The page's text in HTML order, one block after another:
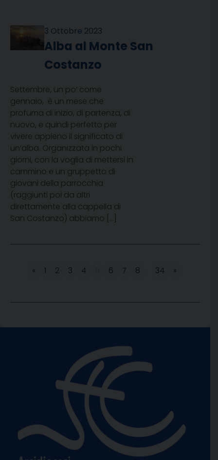
3 Ottobre 2023
Alba al Monte San
Costanzo
Settembre, un po’ come
gennaio, è un mese che
profuma di inizio, di partenza, di
nuovo, e quindi perfetto per
vivere appieno il significato di
un’alba. Organizzata in pochi
giorni, con la voglia di mettersi in
cammino e un gruppetto di
giovani della parrocchia
(raggiunti poi da altri
direttamente alla cappella di
San Costanzo) abbiamo […]
« 1 2 3 4 6 7 8 34 »